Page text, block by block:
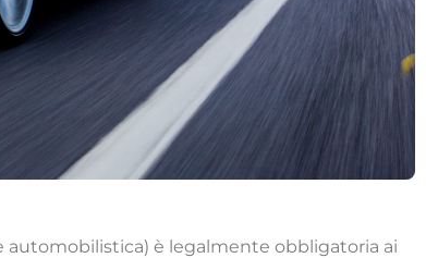
automobilistica) è legalmente obbligatoria ai